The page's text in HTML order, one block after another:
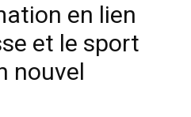
en lien
et le sport
nouvel